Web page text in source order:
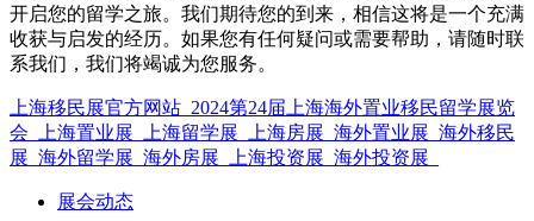
开启您的留学之旅。我们期待您的到来，相信这将是一个充满
收获与启发的经历。如果您有任何疑问或需要帮助，请随时联
系我们，我们将竭诚为您服务。
上海移民展官方网站_2024第24届上海海外置业移民留学展览
会_上海置业展_上海留学展_上海房展_海外置业展_海外移民
展_海外留学展_海外房展_上海投资展_海外投资展_
展会动态